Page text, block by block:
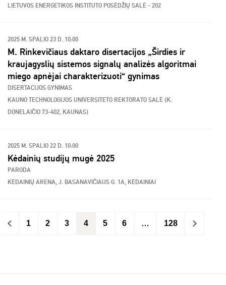
LIETUVOS ENERGETIKOS INSTITUTO POSĖDŽIŲ SALĖ - 202
2025 M. SPALIO 23 D. 10:00
M. Rinkevičiaus daktaro disertacijos „Širdies ir
kraujagyslių sistemos signalų analizės algoritmai
miego apnėjai charakterizuoti“ gynimas
DISERTACIJOS GYNIMAS
KAUNO TECHNOLOGIJOS UNIVERSITETO REKTORATO SALĖ (K.
DONELAIČIO 73-402, KAUNAS)
2025 M. SPALIO 22 D. 10:00
Kėdainių studijų mugė 2025
PARODA
KĖDAINIŲ ARENA, J. BASANAVIČIAUS G. 1A, KĖDAINIAI
< 1 2 3 4 5 6 … 128 >